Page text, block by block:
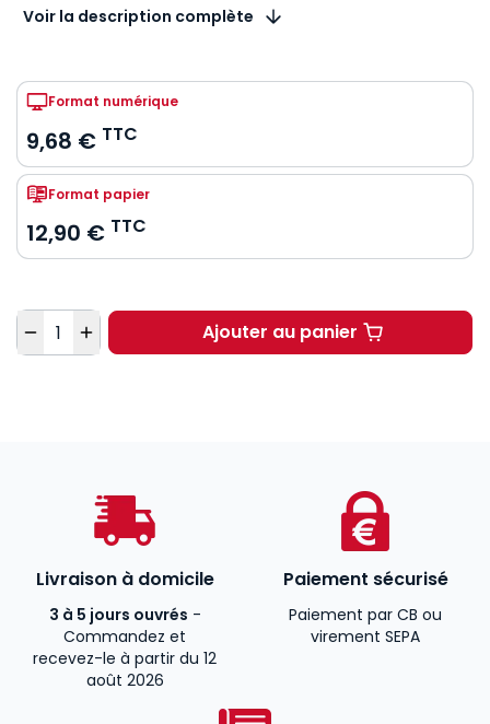
Voir la description complète
Format numérique
9,68 € TTC
Format papier
12,90 € TTC
Quantité Ajouter au panierIntroduction à la
Livraison à domicile
3 à 5 jours ouvrés -
Commandez et
recevez-le à partir du 12
août 2026
Paiement sécurisé
Paiement par CB ou
virement SEPA